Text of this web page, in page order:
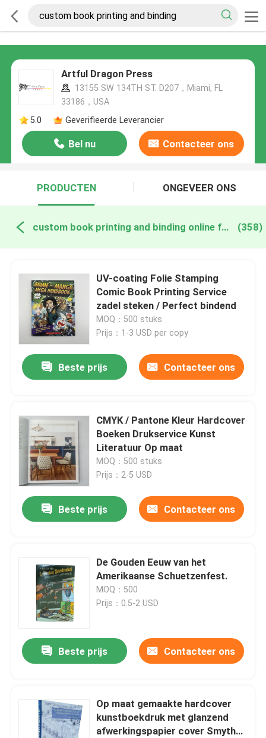
Artful Dragon Press
13155 SW 134TH ST. D207，Miami, FL
33186，USA
5.0
Geverifieerde Leverancier
Bel nu Contacteer ons
PRODUCTEN ONGEVEER ONS
custom book printing and binding online fabricage (358)
UV-coating Folie Stamping
Comic Book Printing Service
zadel steken / Perfect bindend
MOQ：500 stuks
Prijs：1-3 USD per copy
Beste prijs Contacteer ons
CMYK / Pantone Kleur Hardcover
Boeken Drukservice Kunst
Literatuur Op maat
MOQ：500 stuks
Prijs：2-5 USD
Beste prijs Contacteer ons
De Gouden Eeuw van het
Amerikaanse Schuetzenfest.
MOQ：500
Prijs：0.5-2 USD
Beste prijs Contacteer ons
Op maat gemaakte hardcover
kunstboekdruk met glanzend
afwerkingspapier cover Smyth